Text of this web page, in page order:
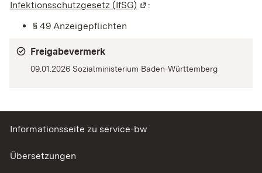
Infektionsschutzgesetz (IfSG) (Wird in einem neuen
:
§ 49 Anzeigepflichten
Freigabevermerk
09.01.2026 Sozialministerium Baden-Württemberg
Informationsseite zu service-bw
Übersetzungen